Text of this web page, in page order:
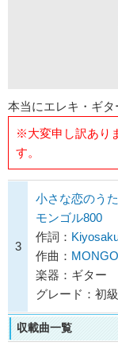
本当にエレキ・ギタ
※大変申し訳あり
す。
3
小さな恋のうた
モンゴル800
作詞：
作曲：
楽器：ギター
グレード：初級
収載曲一覧